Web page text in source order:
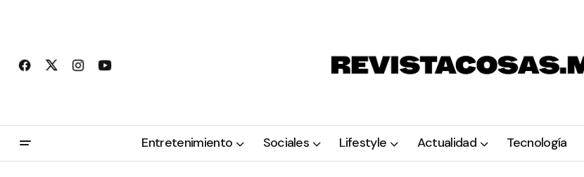
Entretenimiento Sociales Lifestyle Actualidad Tecnología